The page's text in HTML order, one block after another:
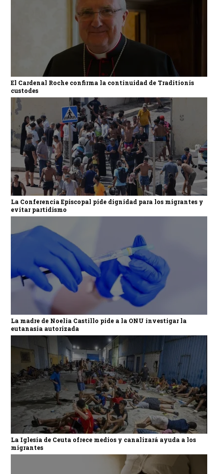
El Cardenal Roche confirma la continuidad de Traditionis
custodes
La Conferencia Episcopal pide dignidad para los migrantes y
evitar partidismo
La madre de Noelia Castillo pide a la ONU investigar la
eutanasia autorizada
La Iglesia de Ceuta ofrece medios y canalizará ayuda a los
migrantes